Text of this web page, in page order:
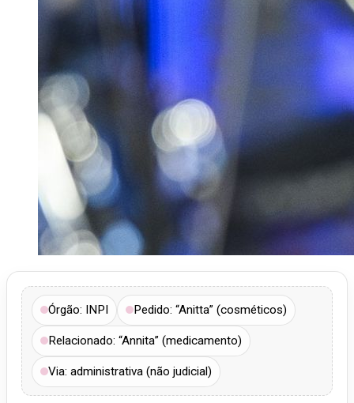
Órgão: INPI Pedido: “Anitta” (cosméticos)
Relacionado: “Annita” (medicamento)
Via: administrativa (não judicial)